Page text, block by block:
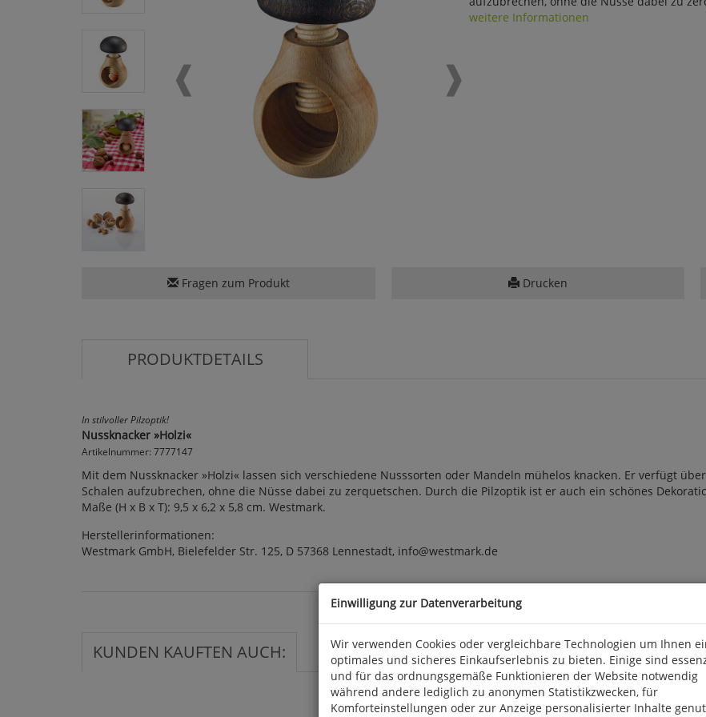
weitere Informationen
Fragen zum Produkt Drucken
PRODUKTDETAILS
In stilvoller Pilzoptik!
Nussknacker »Holzi«
Artikelnummer: 7777147
Mit dem Nussknacker »Holzi« lassen sich verschiedene Nusssorten oder Mandeln mühelos knacken. Er verfügt
Schalen aufzubrechen, ohne die Nüsse dabei zu zerquetschen. Durch die Pilzoptik ist er auch ein schönes
Maße (H x B x T): 9,5 x 6,2 x 5,8 cm. Westmark.
Herstellerinformationen:
Westmark GmbH, Bielefelder Str. 125, D 57368 Lennestadt, info@westmark.de
KUNDEN KAUFTEN AUCH:
Einwilligung zur Datenverarbeitung
Wir verwenden Cookies oder vergleichbare Technologien um Ihnen
optimales und sicheres Einkaufserlebnis zu bieten. Einige sind
und für das ordnungsgemäße Funktionieren der Website notwendig
während andere lediglich zu anonymen Statistikzwecken, für
Komforteinstellungen oder zur Anzeige personalisierter Inhalte